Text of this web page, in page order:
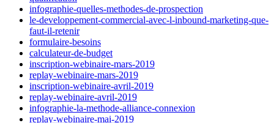
infographie-quelles-methodes-de-prospection
le-developpement-commercial-avec-l-inbound-marketing-que-
faut-il-retenir
formulaire-besoins
calculateur-de-budget
inscription-webinaire-mars-2019
replay-webinaire-mars-2019
inscription-webinaire-avril-2019
replay-webinaire-avril-2019
infographie-la-methode-alliance-connexion
replay-webinaire-mai-2019